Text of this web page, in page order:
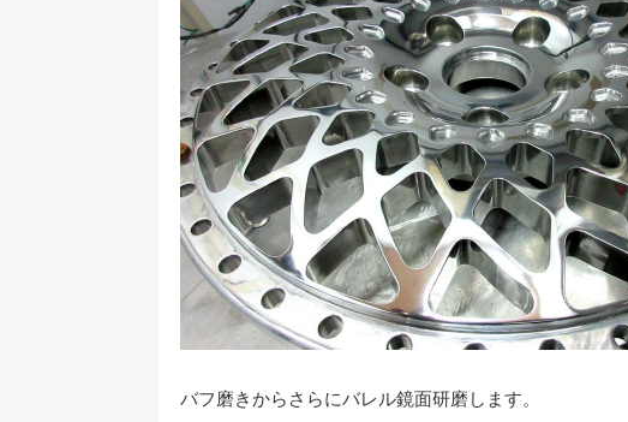
バフ磨きからさらにバレル鏡面研磨します。